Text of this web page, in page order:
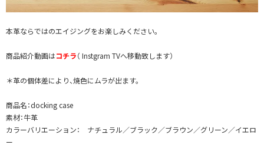
本革ならではのエイジングをお楽しみください。
商品紹介動画はコチラ（ Instgram TVへ移動致します）
＊革の個体差により、焼色にムラが出ます。
商品名：docking case
素材：牛革
カラーバリエーション： ナチュラル／ブラック／ブラウン／グリーン／イエロ
ー